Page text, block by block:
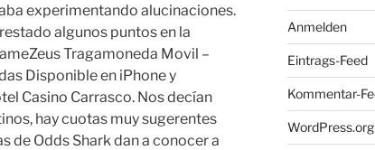
experimentando alucinaciones.
algunos puntos en la
Tragamoneda Movil –
Disponible en iPhone y
Casino Carrasco. Nos decían
hay cuotas muy sugerentes
de Odds Shark dan a conocer a
Anmelden
Eintrags-Feed
Kommentar-
WordPress.org